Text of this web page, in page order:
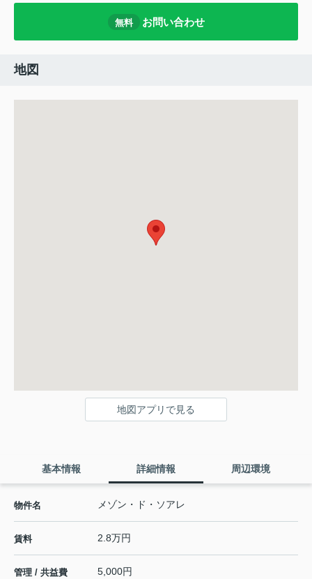
無料 お問い合わせ
地図
地図アプリで見る
基本情報 詳細情報 周辺環境
物件名 メゾン・ド・ソアレ
賃料 2.8万円
管理 / 共益費 5,000円